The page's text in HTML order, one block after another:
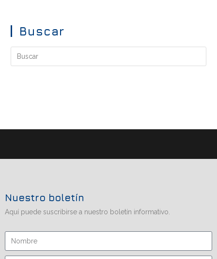
Buscar
Nuestro boletín
Aquí puede suscribirse a nuestro boletín informativo.